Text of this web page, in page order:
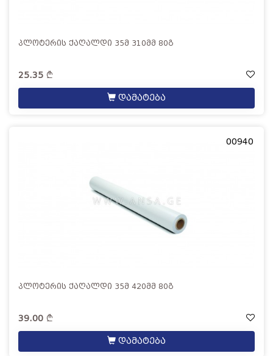
პლოტერის ქაღალდი 35მ 310მმ 80გ
25.35
დამატება
00940
პლოტერის ქაღალდი 35მ 420მმ 80გ
39.00
დამატება